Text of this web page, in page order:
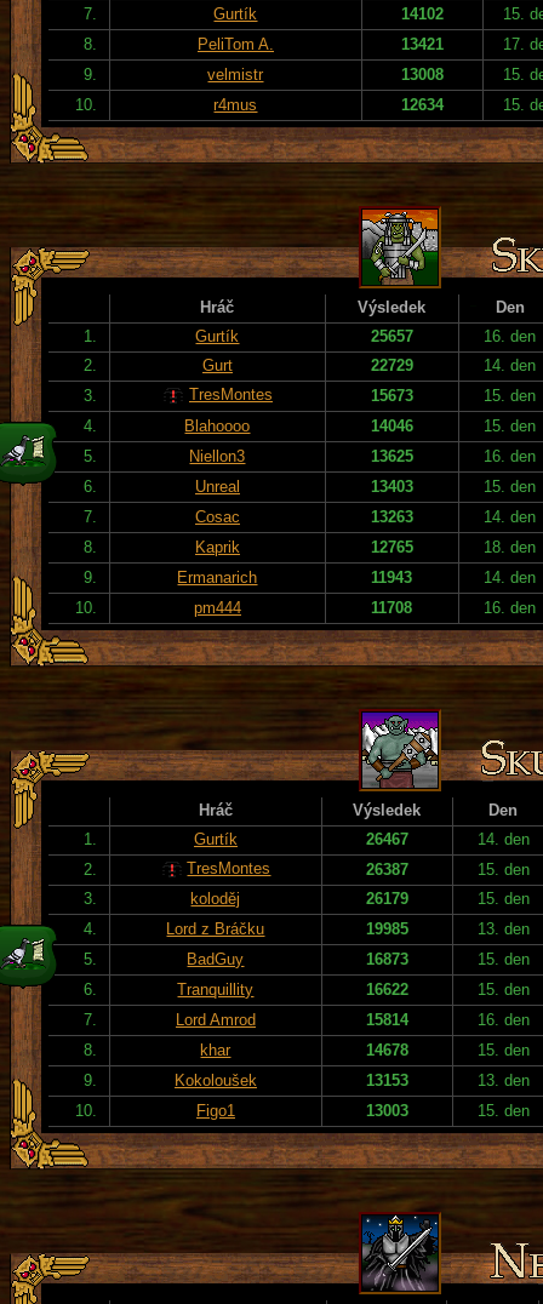
7.
Gurtík 14102
15.
8.
PeliTom A. 13421
17.
9.
velmistr 13008
15.
10.
r4mus 12634 15.
Hráč Výsledek
Den
1.
Gurtík 25657
16. den
2.
Gurt 22729
14. den
3.
TresMontes 15673
15. den
4.
Blahoooo 14046
15. den
5.
Niellon3 13625
16. den
6.
Unreal 13403
15. den
7.
Cosac 13263
14. den
8.
Kaprik 12765
18. den
9.
Ermanarich 11943
14. den
10.
pm444 11708 16. den
Hráč Výsledek
Den
1.
Gurtík 26467
14. den
2.
TresMontes 26387
15. den
3.
koloděj 26179
15. den
4.
Lord z Bráčku 19985
13. den
5.
BadGuy 16873
15. den
6.
Tranquillity 16622
15. den
7.
Lord Amrod 15814
16. den
8.
khar 14678
15. den
9.
Kokoloušek 13153
13. den
10.
Figo1 13003 15. den